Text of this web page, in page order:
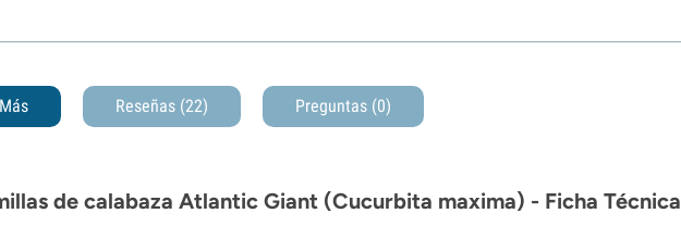
Más Reseñas (22) Preguntas (0)
de calabaza Atlantic Giant (Cucurbita maxima) - Ficha Técnica